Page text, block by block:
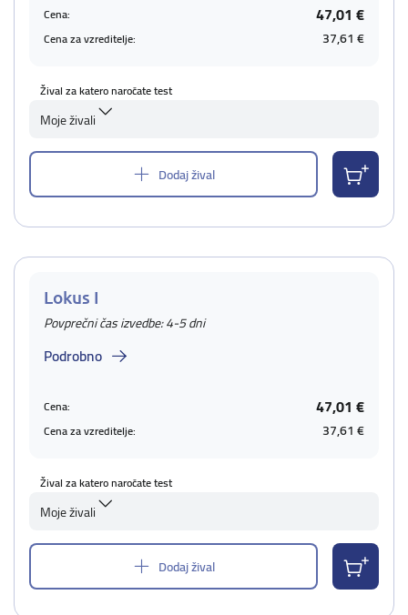
Cena: 47,01 €
Cena za vzreditelje: 37,61 €
Žival za katero naročate test
Moje živali
Dodaj žival
Lokus I
Povprečni čas izvedbe: 4-5 dni
Podrobno
Cena: 47,01 €
Cena za vzreditelje: 37,61 €
Žival za katero naročate test
Moje živali
Dodaj žival